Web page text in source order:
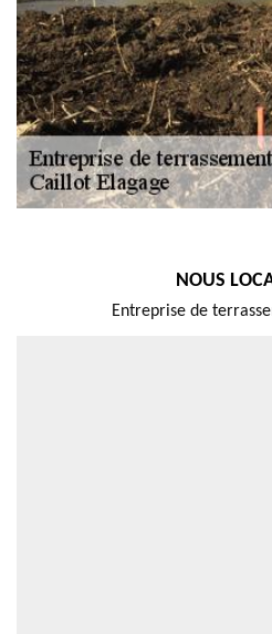
NOUS
Entreprise de